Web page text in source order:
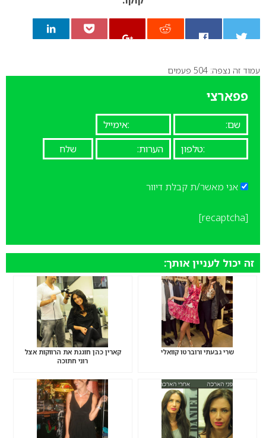
0
עמוד זה נצפה: 504 פעמים
פפארצי
אני מאשר/ת קבלת דיוור
[recaptcha]
זה יכול לעניין אותך:
שרי גבעתי ורוברטו קוואלי
קארין כהן חוגגת את הרווקות אצל
רוני חתוכה